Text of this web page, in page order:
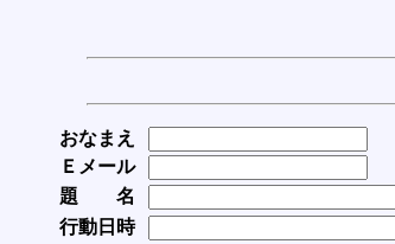
おなまえ
Ｅメール
題 名
行動日時